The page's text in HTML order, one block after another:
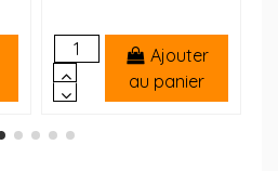
Ajouter
au panier